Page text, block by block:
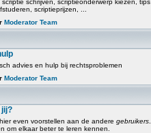
scriptie schrijven, scriptieonderwerp kiezen,
scriptieprijzen, ...
Moderator Team
advies en hulp bij rechtsproblemen
Moderator Team
jij?
even voorstellen aan de andere gebruikers
om elkaar beter te leren kennen.